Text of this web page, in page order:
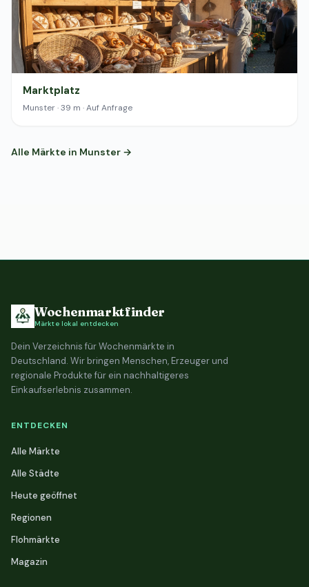
Marktplatz
Munster · 39 m · Auf Anfrage
Alle Märkte in Munster →
Wochenmarktfinder
Märkte lokal entdecken
Dein Verzeichnis für Wochenmärkte in
Deutschland. Wir bringen Menschen, Erzeuger und
regionale Produkte für ein nachhaltigeres
Einkaufserlebnis zusammen.
ENTDECKEN
Alle Märkte
Alle Städte
Heute geöffnet
Regionen
Flohmärkte
Magazin